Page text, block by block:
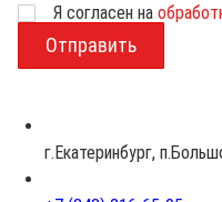
з
Я согласен на
г.Екатеринбург,